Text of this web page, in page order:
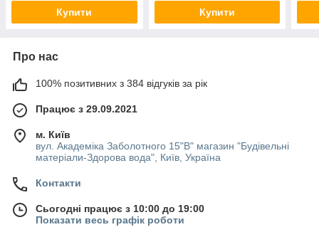
Купити Купити
Про нас
100% позитивних з 384 відгуків за рік
Працює з 29.09.2021
м. Київ
вул. Академіка Заболотного 15"В" магазин "Будівельні
матеріали-Здорова вода", Київ, Україна
Контакти
Сьогодні працює з 10:00 до 19:00
Показати весь графік роботи